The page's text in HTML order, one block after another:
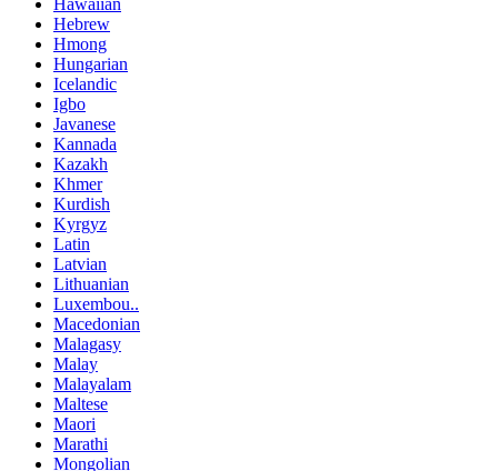
Hawaiian
Hebrew
Hmong
Hungarian
Icelandic
Igbo
Javanese
Kannada
Kazakh
Khmer
Kurdish
Kyrgyz
Latin
Latvian
Lithuanian
Luxembou..
Macedonian
Malagasy
Malay
Malayalam
Maltese
Maori
Marathi
Mongolian